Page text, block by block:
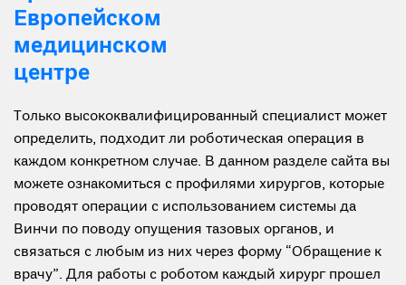
Европейском
медицинском
центре
Только высококвалифицированный специалист может
определить, подходит ли роботическая операция в
каждом конкретном случае. В данном разделе сайта вы
можете ознакомиться с профилями хирургов, которые
проводят операции с использованием системы да
Винчи по поводу опущения тазовых органов, и
связаться с любым из них через форму “Обращение к
врачу”. Для работы с роботом каждый хирург прошел